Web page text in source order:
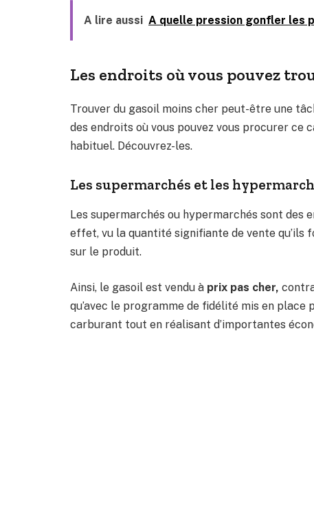
A lire aussi A quelle pression gonfler les
Les endroits où vous pouvez
Trouver du gasoil moins cher peut-être une
des endroits où vous pouvez vous procurer
habituel. Découvrez-les.
Les supermarchés et les
Les supermarchés ou hypermarchés sont des
effet, vu la quantité signifiante de vente
sur le produit.
Ainsi, le gasoil est vendu à prix pas cher,
qu’avec le programme de fidélité mis en
carburant tout en réalisant d’importantes